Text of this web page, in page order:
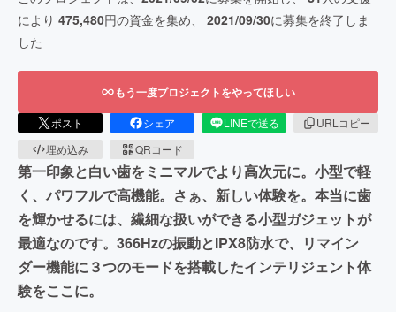
により 475,480円の資金を集め、 2021/09/30に募集を終了しま
した
もう一度プロジェクトをやってほしい
ポスト シェア LINEで送る
URLコピー
埋め込み
QRコード
第一印象と白い歯をミニマルでより高次元に。小型で軽
く、パワフルで高機能。さぁ、新しい体験を。本当に歯
を輝かせるには、繊細な扱いができる小型ガジェットが
最適なのです。366Hzの振動とIPX8防水で、リマイン
ダー機能に３つのモードを搭載したインテリジェント体
験をここに。